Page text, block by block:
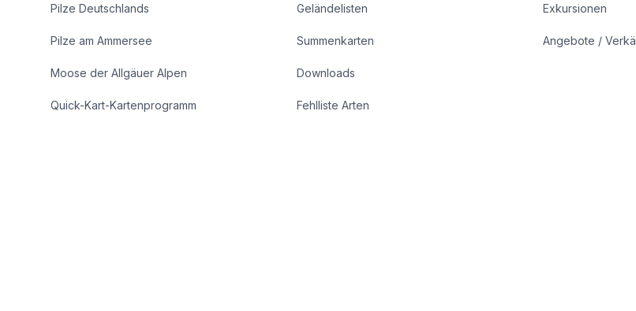
Pilze Deutschlands
Pilze am Ammersee
Moose der Allgäuer Alpen
Quick-Kart-Kartenprogramm
Geländelisten
Summenkarten
Downloads
Fehlliste Arten
Exkursionen
Angebote /